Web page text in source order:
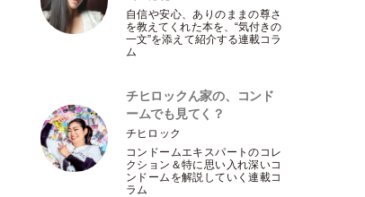
自信や安心、ありのままの尊さ
を教えてくれた本を、“気付きの
一文”を添えて紹介する連載コラ
ム
チヒロックん家の、コンド
ームでも見てく？
チヒロック
コンドームエキスパートのコレ
クション＆特に思い入れ深いコ
ンドームを解説していく連載コ
ラム